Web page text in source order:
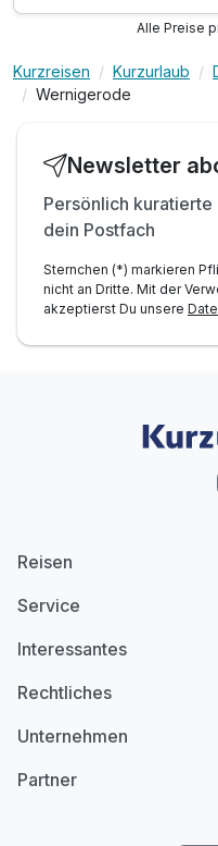
inkl. regionalen
1 x Umgebungskarte zum
inkl. W-LAN in allen
inkl. Nutzung der
inkl. Tee, Wasser sowie
Alle Preise
Kurzreisen Kurzurlaub
Wernigerode
Newsletter
Persönlich
dein Postfach
Sternchen (*) markieren
nicht an Dritte. Mit der
akzeptierst Du unsere
Reisen
Service
Interessantes
Rechtliches
Unternehmen
Partner